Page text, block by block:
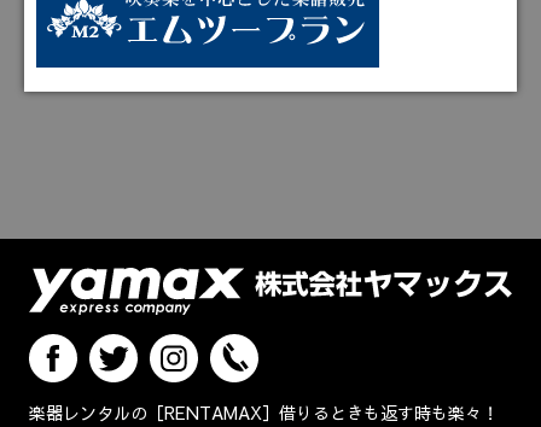
楽器レンタルの［RENTAMAX］借りるときも返す時も楽々！